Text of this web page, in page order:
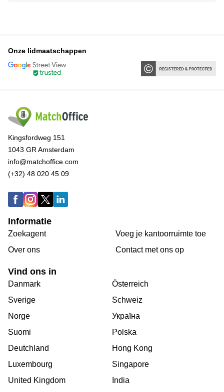
Onze lidmaatschappen
Kingsfordweg 151
1043 GR Amsterdam
info@matchoffice.com
(+32) 48 020 45 09
Informatie
Zoekagent
Over ons
Voeg je kantoorruimte toe
Сontact met ons op
Vind ons in
Danmark
Sverige
Norge
Suomi
Deutchland
Luxembourg
United Kingdom
Österreich
Schweiz
Україна
Polska
Hong Kong
Singapore
India